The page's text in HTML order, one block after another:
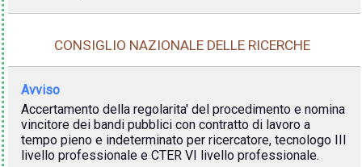
CONSIGLIO NAZIONALE DELLE RICERCHE
Avviso
Accertamento della regolarita' del procedimento e nomina
vincitore dei bandi pubblici con contratto di lavoro a
tempo pieno e indeterminato per ricercatore, tecnologo III
livello professionale e CTER VI livello professionale.